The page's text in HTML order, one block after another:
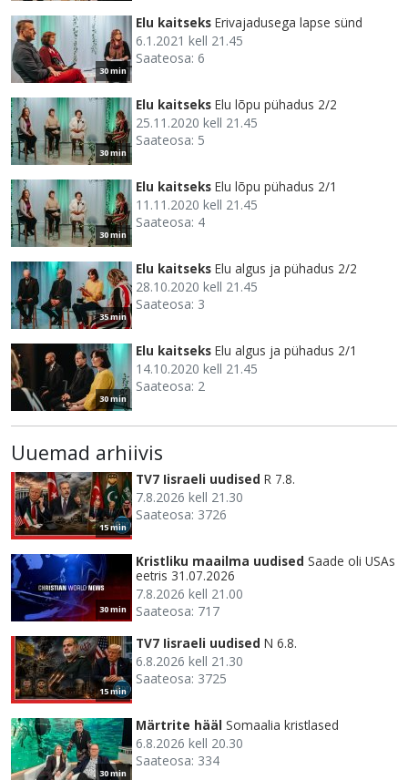
30 min
Elu kaitseks Erivajadusega lapse sünd
6.1.2021 kell 21.45
Saateosa: 6
30 min
Elu kaitseks Elu lõpu pühadus 2/2
25.11.2020 kell 21.45
Saateosa: 5
30 min
Elu kaitseks Elu lõpu pühadus 2/1
11.11.2020 kell 21.45
Saateosa: 4
35 min
Elu kaitseks Elu algus ja pühadus 2/2
28.10.2020 kell 21.45
Saateosa: 3
30 min
Elu kaitseks Elu algus ja pühadus 2/1
14.10.2020 kell 21.45
Saateosa: 2
Uuemad arhiivis
15 min
TV7 Iisraeli uudised R 7.8.
7.8.2026 kell 21.30
Saateosa: 3726
30 min
Kristliku maailma uudised Saade oli USAs
eetris 31.07.2026
7.8.2026 kell 21.00
Saateosa: 717
15 min
TV7 Iisraeli uudised N 6.8.
6.8.2026 kell 21.30
Saateosa: 3725
30 min
Märtrite hääl Somaalia kristlased
6.8.2026 kell 20.30
Saateosa: 334